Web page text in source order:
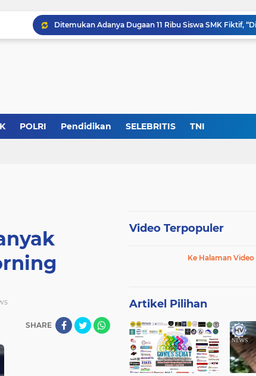
KABB Siap Geruduk Komnas Perlindungan Perempuan ‎
POLRI Pendidikan SELEBRITIS TNI
SHARE
Video Terpopuler
Ke Halaman Video
Artikel Pilihan